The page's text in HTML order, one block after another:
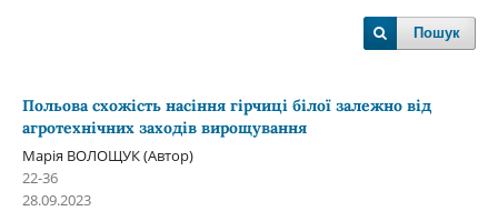
Пошук
Польова схожість насіння гірчиці білої залежно від
агротехнічних заходів вирощування
Марія ВОЛОЩУК (Автор)
22-36
28.09.2023